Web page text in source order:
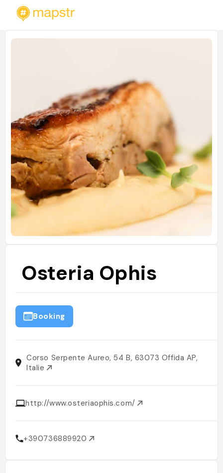
Osteria Ophis
Booking
Corso Serpente Aureo, 54 B, 63073 Offida AP,
Italie
http://www.osteriaophis.com/
+390736889920